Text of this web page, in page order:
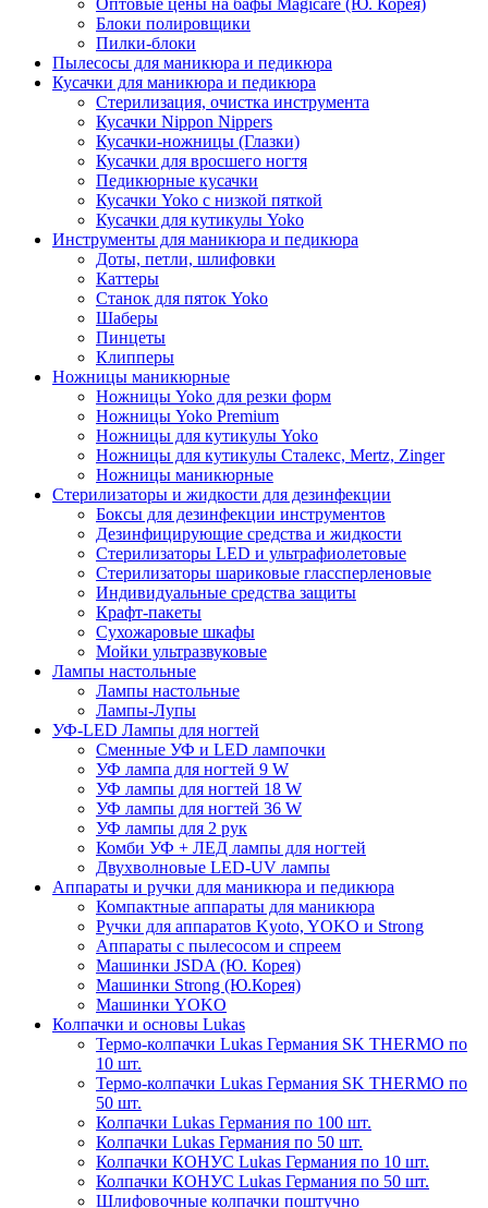
Оптовые цены на бафы Magicare (Ю. Корея)
Блоки полировщики
Пилки-блоки
Пылесосы для маникюра и педикюра
Кусачки для маникюра и педикюра
Стерилизация, очистка инструмента
Кусачки Nippon Nippers
Кусачки-ножницы (Глазки)
Кусачки для вросшего ногтя
Педикюрные кусачки
Кусачки Yoko с низкой пяткой
Кусачки для кутикулы Yoko
Инструменты для маникюра и педикюра
Доты, петли, шлифовки
Каттеры
Станок для пяток Yoko
Шаберы
Пинцеты
Клипперы
Ножницы маникюрные
Ножницы Yoko для резки форм
Ножницы Yoko Premium
Ножницы для кутикулы Yoko
Ножницы для кутикулы Сталекс, Mertz, Zinger
Ножницы маникюрные
Стерилизаторы и жидкости для дезинфекции
Боксы для дезинфекции инструментов
Дезинфицирующие средства и жидкости
Стерилизаторы LED и ультрафиолетовые
Стерилизаторы шариковые глассперленовые
Индивидуальные средства защиты
Крафт-пакеты
Сухожаровые шкафы
Мойки ультразвуковые
Лампы настольные
Лампы настольные
Лампы-Лупы
УФ-LED Лампы для ногтей
Сменные УФ и LED лампочки
УФ лампа для ногтей 9 W
УФ лампы для ногтей 18 W
УФ лампы для ногтей 36 W
УФ лампы для 2 рук
Комби УФ + ЛЕД лампы для ногтей
Двухволновые LED-UV лампы
Аппараты и ручки для маникюра и педикюра
Компактные аппараты для маникюра
Ручки для аппаратов Kyoto, YOKO и Strong
Аппараты с пылесосом и спреем
Машинки JSDA (Ю. Корея)
Машинки Strong (Ю.Корея)
Машинки YOKO
Колпачки и основы Lukas
Термо-колпачки Lukas Германия SK THERMO по
10 шт.
Термо-колпачки Lukas Германия SK THERMO по
50 шт.
Колпачки Lukas Германия по 100 шт.
Колпачки Lukas Германия по 50 шт.
Колпачки КОНУС Lukas Германия по 10 шт.
Колпачки КОНУС Lukas Германия по 50 шт.
Шлифовочные колпачки поштучно